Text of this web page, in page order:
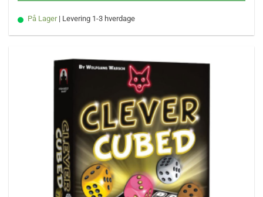
På Lager | Levering 1-3 hverdage